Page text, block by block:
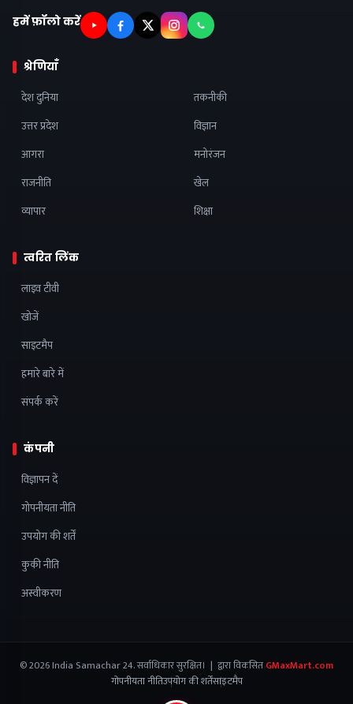
हमें फ़ॉलो करें
श्रेणियाँ
देश दुनिया
उत्तर प्रदेश
आगरा
राजनीति
व्यापार
तकनीकी
विज्ञान
मनोरंजन
खेल
शिक्षा
त्वरित लिंक
लाइव टीवी
खोजें
साइटमैप
हमारे बारे में
संपर्क करें
कंपनी
विज्ञापन दें
गोपनीयता नीति
उपयोग की शर्तें
कुकी नीति
अस्वीकरण
© 2026 India Samachar 24. सर्वाधिकार सुरक्षित। | द्वारा विकसितGMaxMart.com
गोपनीयता नीतिउपयोग की शर्तेंसाइटमैप